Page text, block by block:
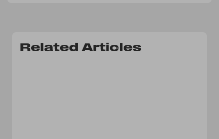
Related Articles